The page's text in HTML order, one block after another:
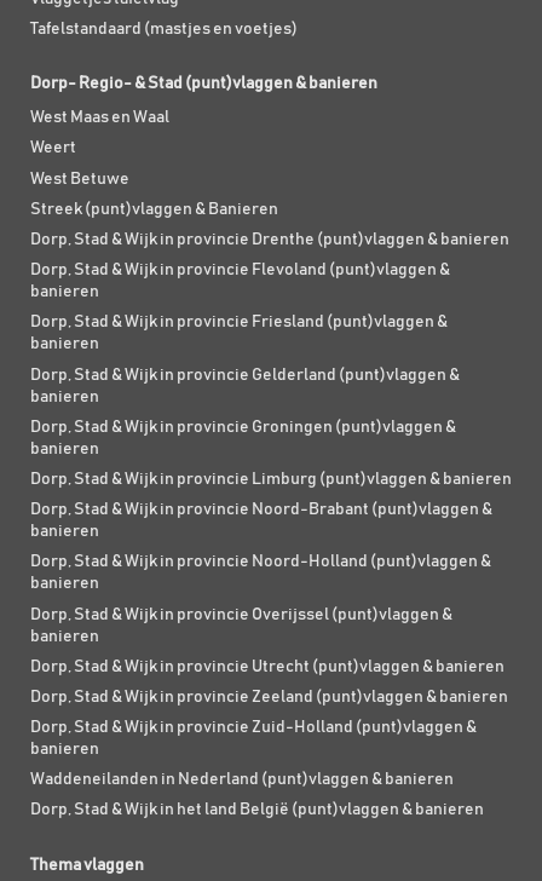
Tafelstandaard (mastjes en voetjes)
Dorp- Regio- & Stad (punt)vlaggen & banieren
West Maas en Waal
Weert
West Betuwe
Streek (punt)vlaggen & Banieren
Dorp, Stad & Wijk in provincie Drenthe (punt)vlaggen & banieren
Dorp, Stad & Wijk in provincie Flevoland (punt)vlaggen &
banieren
Dorp, Stad & Wijk in provincie Friesland (punt)vlaggen &
banieren
Dorp, Stad & Wijk in provincie Gelderland (punt)vlaggen &
banieren
Dorp, Stad & Wijk in provincie Groningen (punt)vlaggen &
banieren
Dorp, Stad & Wijk in provincie Limburg (punt)vlaggen & banieren
Dorp, Stad & Wijk in provincie Noord-Brabant (punt)vlaggen &
banieren
Dorp, Stad & Wijk in provincie Noord-Holland (punt)vlaggen &
banieren
Dorp, Stad & Wijk in provincie Overijssel (punt)vlaggen &
banieren
Dorp, Stad & Wijk in provincie Utrecht (punt)vlaggen & banieren
Dorp, Stad & Wijk in provincie Zeeland (punt)vlaggen & banieren
Dorp, Stad & Wijk in provincie Zuid-Holland (punt)vlaggen &
banieren
Waddeneilanden in Nederland (punt)vlaggen & banieren
Dorp, Stad & Wijk in het land België (punt)vlaggen & banieren
Thema vlaggen